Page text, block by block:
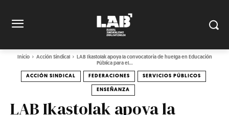
Inicio Acción Sindical
LAB Ikastolak apoya la convocatoria de huelga en Educación
Pública para el...
ACCIÓN SINDICAL FEDERACIONES SERVICIOS PÚBLICOS
ENSEÑANZA
LAB Ikastolak apoya la